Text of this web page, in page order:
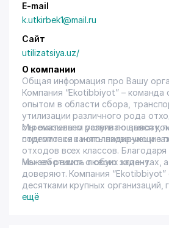
E-mail
k.utkirbek1@mail.ru
Сайт
utilizatsiya.uz/
О компании
Общая информация про Вашу
Компания “Ekotibbiyot” – команда
опытом в области сбора,
утилизации различного рода
стремительно развивающаяся
стремиться занять лидирующие
Мы оказываем услуги по вывозу,
подготовке к использованию и
отходов всех классов.
можем решить любую задачу.
Мы заботимся о своих клиентах,
доверяют. Компания “Ekotibbiyot”
десятками крупных организаций,
каждой из них индивидуальный и
ещё